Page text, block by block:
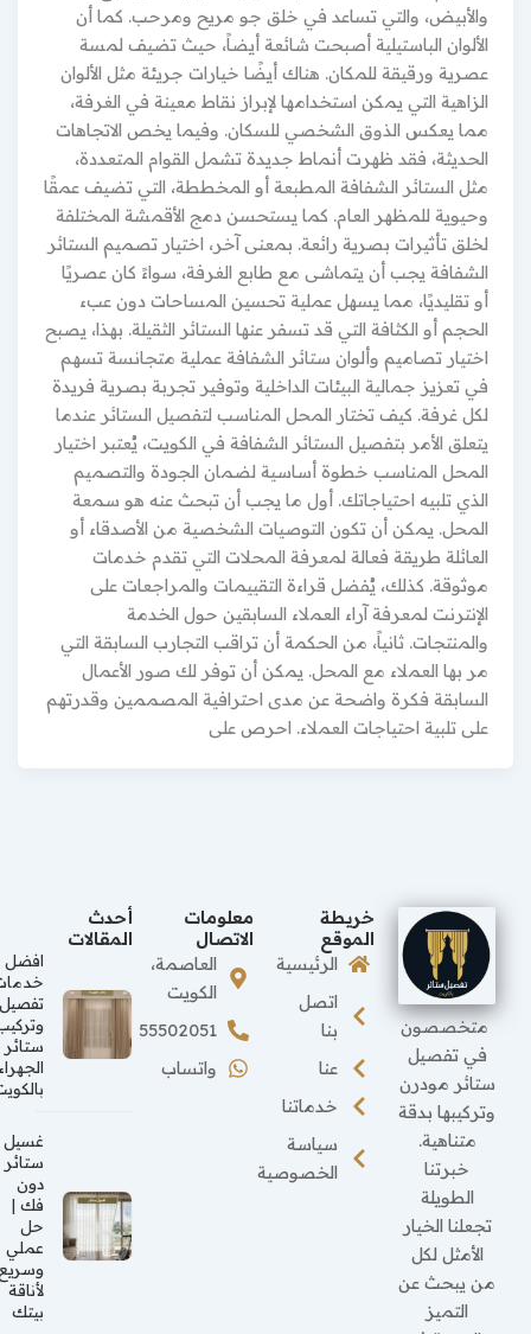
والأبيض، والتي تساعد في خلق جو مريح ومرحب. كما أن
الألوان الباستيلية أصبحت شائعة أيضاً، حيث تضيف لمسة
عصرية ورقيقة للمكان. هناك أيضًا خيارات جريئة مثل الألوان
الزاهية التي يمكن استخدامها لإبراز نقاط معينة في الغرفة،
مما يعكس الذوق الشخصي للسكان. وفيما يخص الاتجاهات
الحديثة، فقد ظهرت أنماط جديدة تشمل القوام المتعددة،
مثل الستائر الشفافة المطبعة أو المخططة، التي تضيف عمقًا
وحيوية للمظهر العام. كما يستحسن دمج الأقمشة المختلفة
لخلق تأثيرات بصرية رائعة. بمعنى آخر، اختيار تصميم الستائر
الشفافة يجب أن يتماشى مع طابع الغرفة، سواءً كان عصريًا
أو تقليديًا، مما يسهل عملية تحسين المساحات دون عبء
الحجم أو الكثافة التي قد تسفر عنها الستائر الثقيلة. بهذا، يصبح
اختيار تصاميم وألوان ستائر الشفافة عملية متجانسة تسهم
في تعزيز جمالية البيئات الداخلية وتوفير تجربة بصرية فريدة
لكل غرفة. كيف تختار المحل المناسب لتفصيل الستائر عندما
يتعلق الأمر بتفصيل الستائر الشفافة في الكويت، يُعتبر اختيار
المحل المناسب خطوة أساسية لضمان الجودة والتصميم
الذي تلبيه احتياجاتك. أول ما يجب أن تبحث عنه هو سمعة
المحل. يمكن أن تكون التوصيات الشخصية من الأصدقاء أو
العائلة طريقة فعالة لمعرفة المحلات التي تقدم خدمات
موثوقة. كذلك، يُفضل قراءة التقييمات والمراجعات على
الإنترنت لمعرفة آراء العملاء السابقين حول الخدمة
والمنتجات. ثانياً، من الحكمة أن تراقب التجارب السابقة التي
مر بها العملاء مع المحل. يمكن أن توفر لك صور الأعمال
السابقة فكرة واضحة عن مدى احترافية المصممين وقدرتهم
على تلبية احتياجات العملاء. احرص على
متخصصون
في تفصيل
ستائر مودرن
وتركيبها بدقة
متناهية.
خبرتنا
الطويلة
تجعلنا الخيار
الأمثل لكل
من يبحث عن
التميز
خريطة
الموقع
الرئيسية
اتصل
بنا
عنا
خدماتنا
سياسة
الخصوصية
معلومات
الاتصال
العاصمة،
الكويت
55502051
واتساب
أحدث
المقالات
افضل
خدمات
تفصيل
وتركيب
ستائر
الجهراء
بالكويت
غسيل
ستائر
دون
فك |
حل
عملي
وسريع
لأناقة
بيتك